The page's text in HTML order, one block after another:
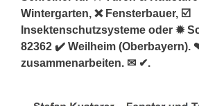
Wintergarten, ❌ Fensterbauer, ☑️
Insektenschutzsysteme oder ✹
82362 ✔️ Weilheim (Oberbayern).
zusammenarbeiten. ✉ ✔.